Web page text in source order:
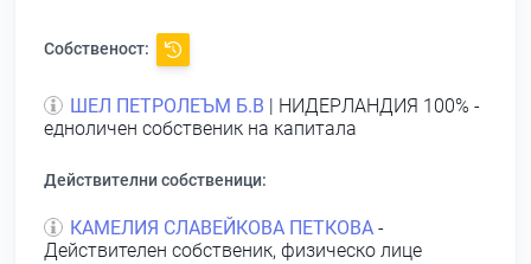
Собственост:
ШЕЛ ПЕТРОЛЕЪМ Б.В | НИДЕРЛАНДИЯ 100% -
едноличен собственик на капитала
Действителни собственици:
КАМЕЛИЯ СЛАВЕЙКОВА ПЕТКОВА -
Действителен собственик, физическо лице